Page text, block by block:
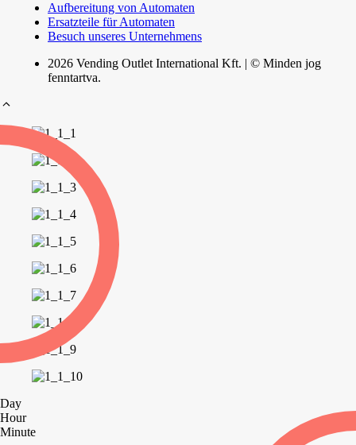
Aufbereitung von Automaten
Ersatzteile für Automaten
Besuch unseres Unternehmens
2026 Vending Outlet International Kft. | © Minden jog
fenntartva.
Day
Hour
Minute